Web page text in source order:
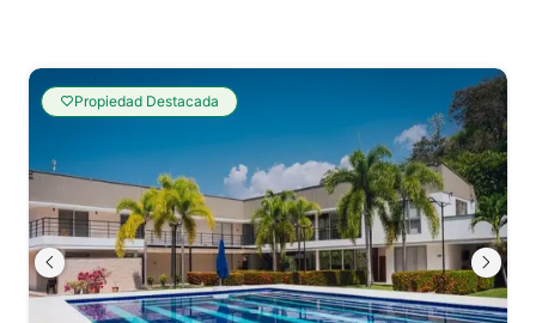
Propiedad Destacada